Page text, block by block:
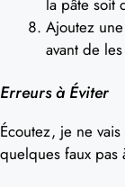
Ajoutez
avant de
Erreurs à Éviter
Écoutez, je ne
quelques faux pas